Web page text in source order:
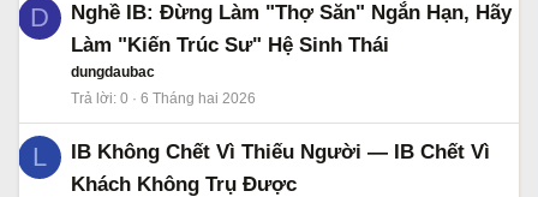
D
Nghề IB: Đừng Làm "Thợ Săn" Ngắn Hạn, Hãy
Làm "Kiến Trúc Sư" Hệ Sinh Thái
dungdaubac
Trả lời 0 6 Tháng hai 2026
L
IB Không Chết Vì Thiếu Người — IB Chết Vì
Khách Không Trụ Được